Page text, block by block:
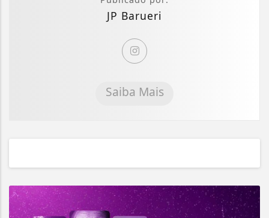
JP Barueri
Saiba Mais